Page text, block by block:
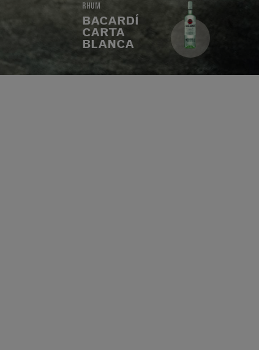
RHUM
BACARDÍ
CARTA
BLANCA